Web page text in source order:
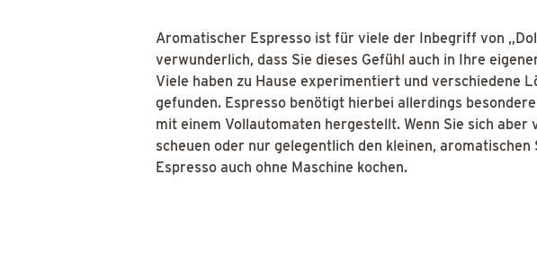
Aromatischer Espresso ist für viele der Inbegriff von
verwunderlich, dass Sie dieses Gefühl auch in Ihre
Viele haben zu Hause experimentiert und verschiedene
gefunden. Espresso benötigt hierbei allerdings
mit einem Vollautomaten hergestellt. Wenn Sie sich
scheuen oder nur gelegentlich den kleinen,
Espresso auch ohne Maschine kochen.